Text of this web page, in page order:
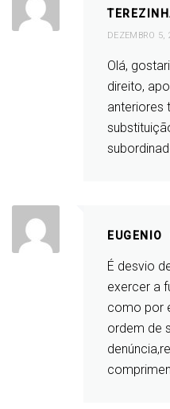
DEZEMBRO 5,
Olá,
direito,
anteriores
EUGENIO
É desvio
exercer a
como por
ordem de